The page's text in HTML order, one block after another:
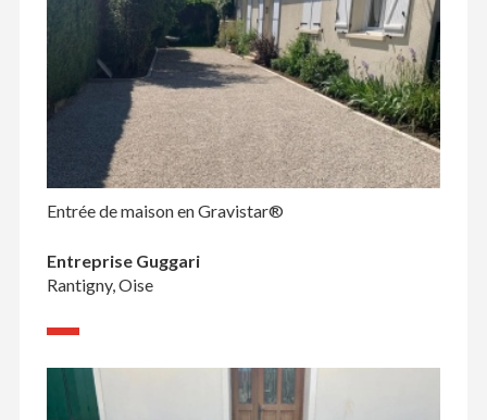
Entrée de maison en Gravistar®
Entreprise Guggari
Rantigny, Oise